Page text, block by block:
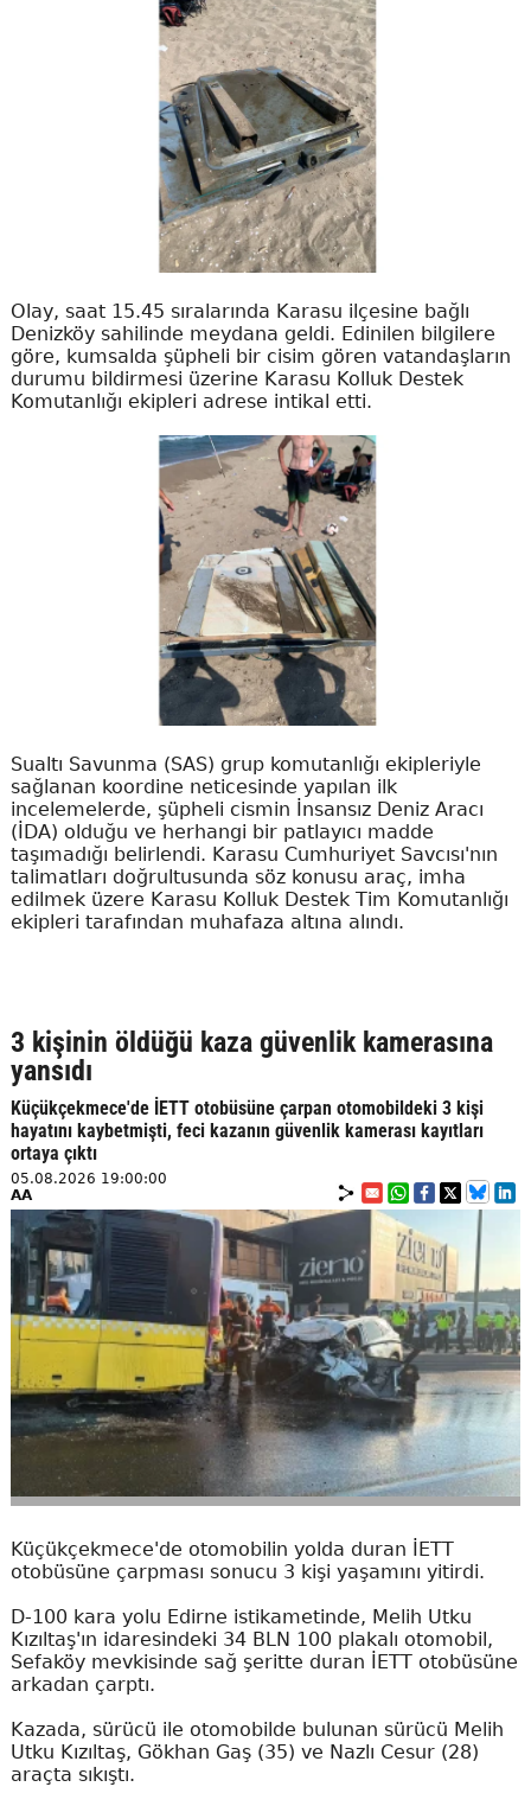
Olay, saat 15.45 sıralarında Karasu ilçesine bağlı
Denizköy sahilinde meydana geldi. Edinilen bilgilere
göre, kumsalda şüpheli bir cisim gören vatandaşların
durumu bildirmesi üzerine Karasu Kolluk Destek
Komutanlığı ekipleri adrese intikal etti.
Sualtı Savunma (SAS) grup komutanlığı ekipleriyle
sağlanan koordine neticesinde yapılan ilk
incelemelerde, şüpheli cismin İnsansız Deniz Aracı
(İDA) olduğu ve herhangi bir patlayıcı madde
taşımadığı belirlendi. Karasu Cumhuriyet Savcısı'nın
talimatları doğrultusunda söz konusu araç, imha
edilmek üzere Karasu Kolluk Destek Tim Komutanlığı
ekipleri tarafından muhafaza altına alındı.
3 kişinin öldüğü kaza güvenlik kamerasına
yansıdı
Küçükçekmece'de İETT otobüsüne çarpan otomobildeki 3 kişi
hayatını kaybetmişti, feci kazanın güvenlik kamerası kayıtları
ortaya çıktı
05.08.2026 19:00:00
AA
Küçükçekmece'de otomobilin yolda duran İETT
otobüsüne çarpması sonucu 3 kişi yaşamını yitirdi.
D-100 kara yolu Edirne istikametinde, Melih Utku
Kızıltaş'ın idaresindeki 34 BLN 100 plakalı otomobil,
Sefaköy mevkisinde sağ şeritte duran İETT otobüsüne
arkadan çarptı.
Kazada, sürücü ile otomobilde bulunan sürücü Melih
Utku Kızıltaş, Gökhan Gaş (35) ve Nazlı Cesur (28)
araçta sıkıştı.